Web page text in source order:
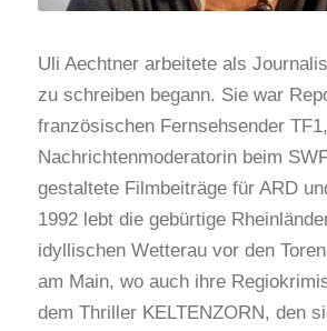
Uli Aechtner arbeitete als
zu schreiben begann. Sie war
französischen Fernsehsender TF1,
Nachrichtenmoderatorin beim
gestaltete Filmbeiträge für ARD
1992 lebt die gebürtige
idyllischen Wetterau vor den
am Main, wo auch ihre
dem Thriller KELTENZORN, den